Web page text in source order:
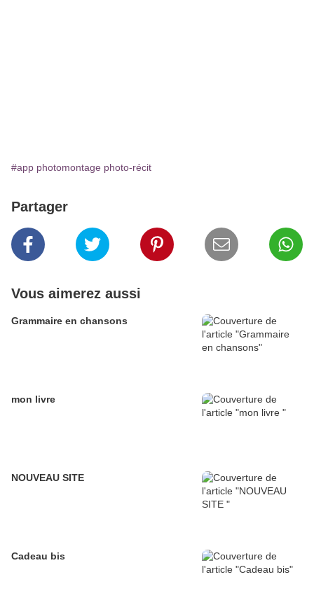
#app photomontage photo-récit
Partager
Vous aimerez aussi
Grammaire en chansons
mon livre
NOUVEAU SITE
Cadeau bis